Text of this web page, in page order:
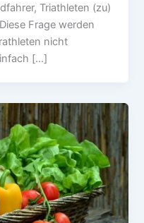
Triathleten (zu)
Frage werden
nicht
[…]